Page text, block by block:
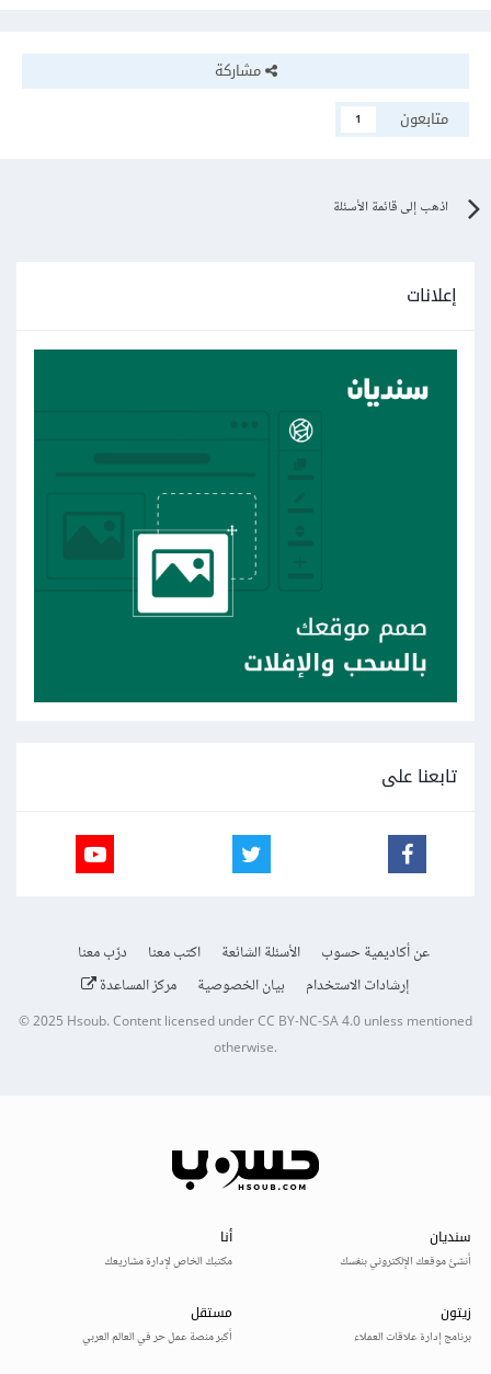
مشاركة
متابعون
1
اذهب إلى قائمة الأسئلة
إعلانات
تابعنا على
عن أكاديمية حسوب الأسئلة الشائعة اكتب معنا
درّب معنا
إرشادات الاستخدام
بيان الخصوصية مركز المساعدة
© 2025Hsoub.Content licensed underCC BY-NC-SA 4.0unless mentioned
otherwise.